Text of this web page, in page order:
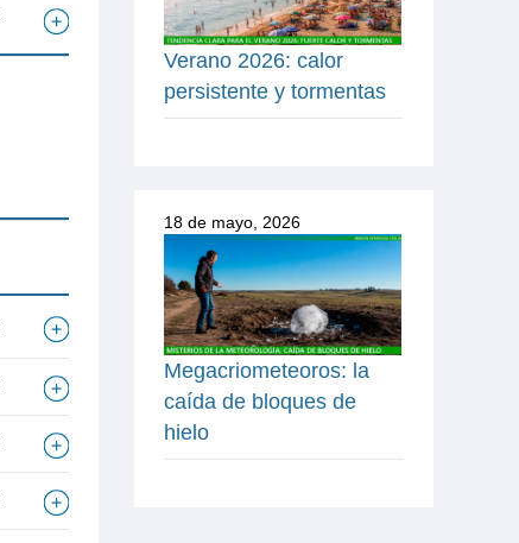
Verano 2026: calor
persistente y tormentas
18 de mayo, 2026
Megacriometeoros: la
caída de bloques de
hielo